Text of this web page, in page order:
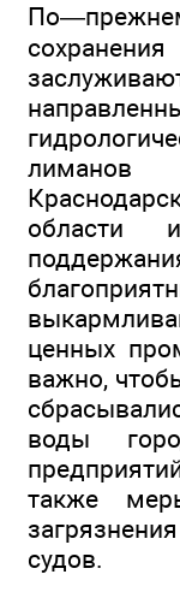
ценных
важно,
воды
также
судов.